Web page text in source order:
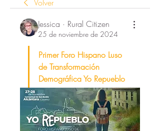
Volver
Jessica · Rural Citizen
25 de noviembre de 2024
Primer Foro Hispano Luso
de Transformación
Demográfica Yo Repueblo